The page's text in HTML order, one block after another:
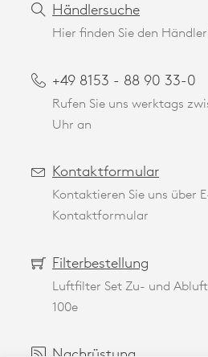
Händlersuche
Hier finden Sie den
+49 8153 - 88 90 33-0
Rufen Sie uns werktags
Uhr an
Kontaktformular
Kontaktieren Sie uns über
Kontaktformular
Filterbestellung
Luftfilter Set Zu- und
100e